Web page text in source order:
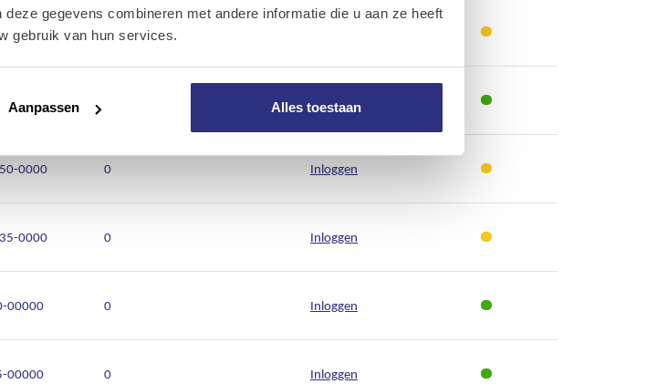
gegevens combineren met andere informatie die u aan ze heeft
gebruik van hun services.
Aanpassen Alles toestaan
Kalkhuis
Contact
0
Inloggen
0000 0 Inloggen
0000 0 Inloggen
00000 0 Inloggen
00000 0 Inloggen